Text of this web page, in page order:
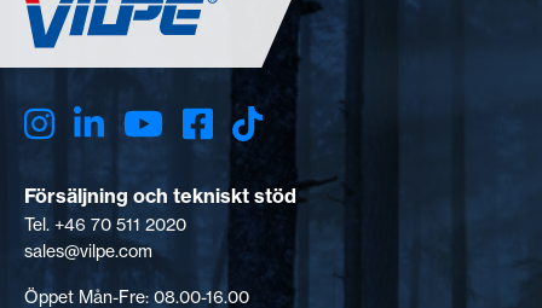
Försäljning och tekniskt stöd
Tel. +46 70 511 2020
sales@vilpe.com
Öppet Mån-Fre: 08.00-16.00